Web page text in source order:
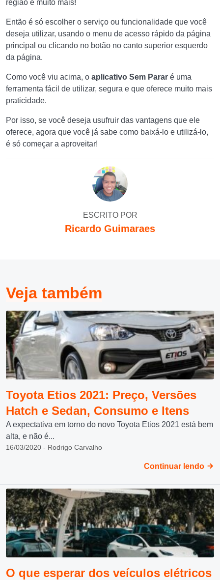
região e muito mais!
Então é só escolher o serviço ou funcionalidade que você
deseja utilizar, usando o menu de acesso rápido da página
principal ou clicando no botão no canto superior esquerdo
da página.
Como você viu acima, o aplicativo Sem Parar é uma
ferramenta fácil de utilizar, segura e que oferece muito mais
praticidade.
Por isso, se você deseja usufruir das vantagens que ele
oferece, agora que você já sabe como baixá-lo e utilizá-lo,
é só começar a aproveitar!
ESCRITO POR
Ricardo Guimaraes
Veja também
Toyota Etios 2021: Preço, Versões
Hatch e Sedan, Consumo e Itens
A expectativa em torno do novo Toyota Etios 2021 está bem
alta, e não é...
16/03/2020 - Rodrigo Carvalho
Continuar lendo
O que esperar dos veículos elétricos